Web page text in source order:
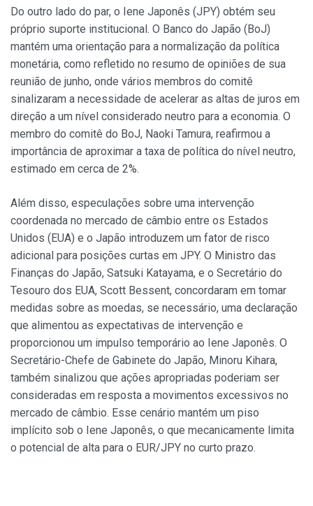
Do outro lado do par, o Iene Japonês (JPY) obtém seu
próprio suporte institucional. O Banco do Japão (BoJ)
mantém uma orientação para a normalização da política
monetária, como refletido no resumo de opiniões de sua
reunião de junho, onde vários membros do comitê
sinalizaram a necessidade de acelerar as altas de juros em
direção a um nível considerado neutro para a economia. O
membro do comitê do BoJ, Naoki Tamura, reafirmou a
importância de aproximar a taxa de política do nível neutro,
estimado em cerca de 2%.
Além disso, especulações sobre uma intervenção
coordenada no mercado de câmbio entre os Estados
Unidos (EUA) e o Japão introduzem um fator de risco
adicional para posições curtas em JPY. O Ministro das
Finanças do Japão, Satsuki Katayama, e o Secretário do
Tesouro dos EUA, Scott Bessent, concordaram em tomar
medidas sobre as moedas, se necessário, uma declaração
que alimentou as expectativas de intervenção e
proporcionou um impulso temporário ao Iene Japonês. O
Secretário-Chefe de Gabinete do Japão, Minoru Kihara,
também sinalizou que ações apropriadas poderiam ser
consideradas em resposta a movimentos excessivos no
mercado de câmbio. Esse cenário mantém um piso
implícito sob o Iene Japonês, o que mecanicamente limita
o potencial de alta para o EUR/JPY no curto prazo.